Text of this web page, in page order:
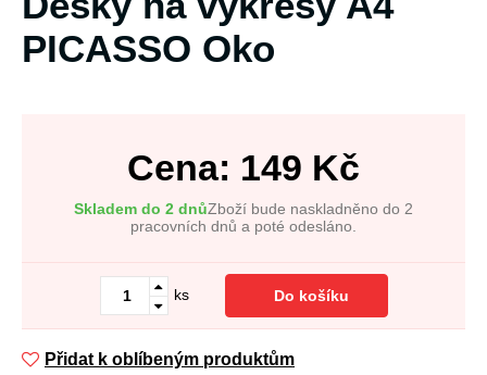
PICASSO Oko
Cena: 149 Kč
Skladem do 2 dnůZboží bude naskladněno do 2
pracovních dnů a poté odesláno.
ks Do košíku
Přidat k oblíbeným produktům